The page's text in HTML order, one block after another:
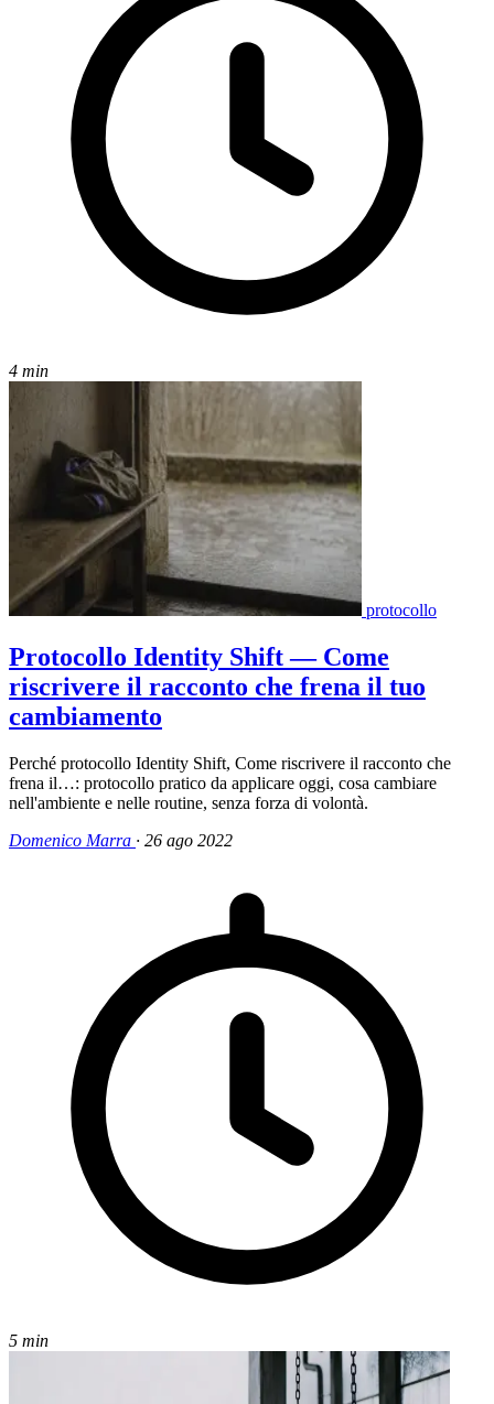
4 min
protocollo
Protocollo Identity Shift — Come
riscrivere il racconto che frena il tuo
cambiamento
Perché protocollo Identity Shift, Come riscrivere il racconto che
frena il…: protocollo pratico da applicare oggi, cosa cambiare
nell'ambiente e nelle routine, senza forza di volontà.
Domenico Marra · 26 ago 2022
5 min